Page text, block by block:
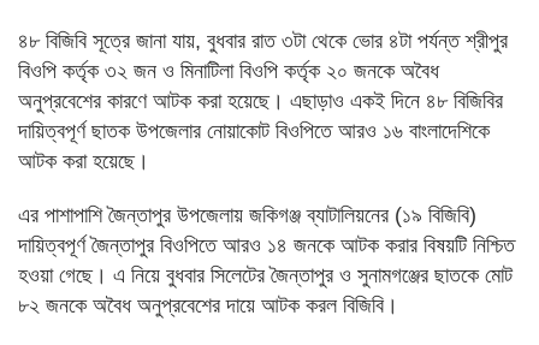
৪৮ বিজিবি সূত্রে জানা যায়, বুধবার রাত ৩টা থেকে ভোর ৪টা পর্যন্ত শ্রীপুর
বিওপি কর্তৃক ৩২ জন ও মিনাটিলা বিওপি কর্তৃক ২০ জনকে অবৈধ
অনুপ্রবেশের কারণে আটক করা হয়েছে। এছাড়াও একই দিনে ৪৮ বিজিবির
দায়িত্বপূর্ণ ছাতক উপজেলার নোয়াকোট বিওপিতে আরও ১৬ বাংলাদেশিকে
আটক করা হয়েছে।
এর পাশাপাশি জৈন্তাপুর উপজেলায় জকিগঞ্জ ব্যাটালিয়নের (১৯ বিজিবি)
দায়িত্বপূর্ণ জৈন্তাপুর বিওপিতে আরও ১৪ জনকে আটক করার বিষয়টি নিশ্চিত
হওয়া গেছে। এ নিয়ে বুধবার সিলেটের জৈন্তাপুর ও সুনামগঞ্জের ছাতকে মোট
৮২ জনকে অবৈধ অনুপ্রবেশের দায়ে আটক করল বিজিবি।